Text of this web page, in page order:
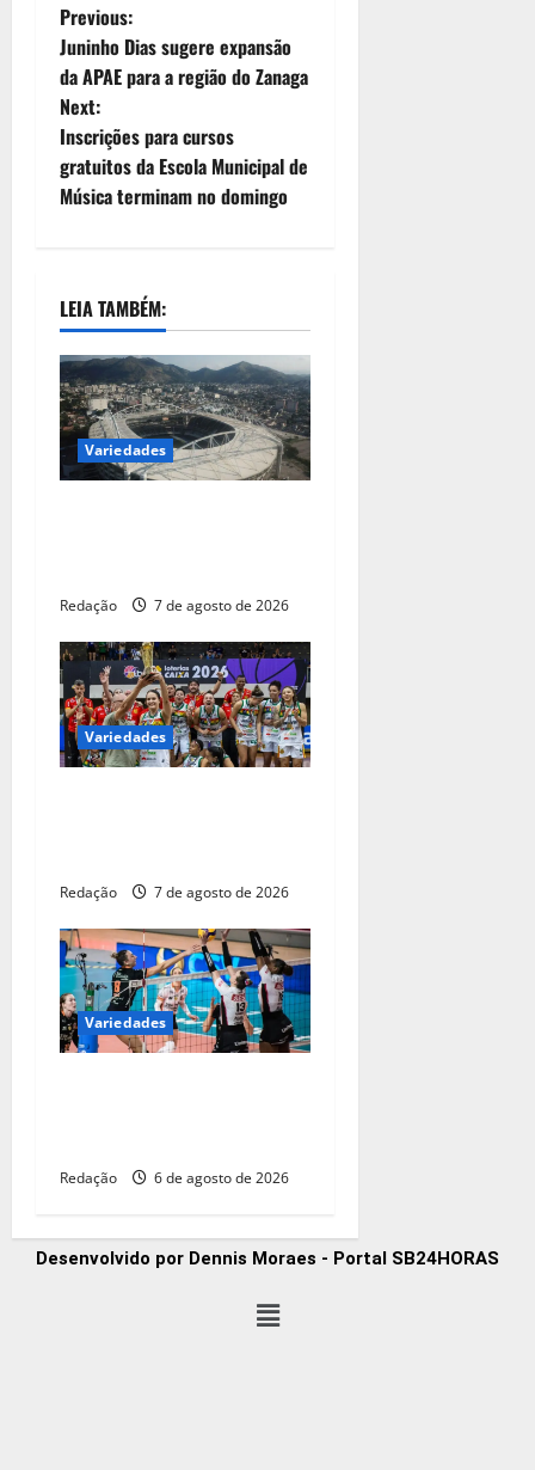
Previous:
Juninho Dias sugere expansão
da APAE para a região do Zanaga
Next:
Inscrições para cursos
gratuitos da Escola Municipal de
Música terminam no domingo
LEIA TAMBÉM:
Variedades
Redação 7 de agosto de 2026
Variedades
Redação 7 de agosto de 2026
Variedades
Redação 6 de agosto de 2026
Desenvolvido por Dennis Moraes - Portal SB24HORAS